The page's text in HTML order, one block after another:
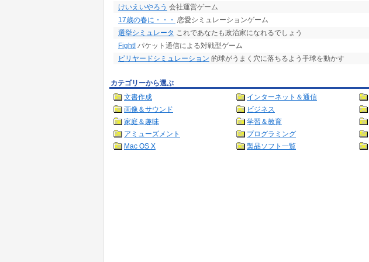
けいえいやろう 会社運営ゲーム
17歳の春に・・・ 恋愛シミュレーションゲーム
選挙シミュレータ これであなたも政治家になれるでしょう
Fight! パケット通信による対戦型ゲーム
ビリヤードシミュレーション 的球がうまく穴に落ちるよう手球を動かす
カテゴリーから選ぶ
文書作成
インターネット＆通信
画像＆サウンド
ビジネス
家庭＆趣味
学習＆教育
アミューズメント
プログラミング
Mac OS X
製品ソフト一覧